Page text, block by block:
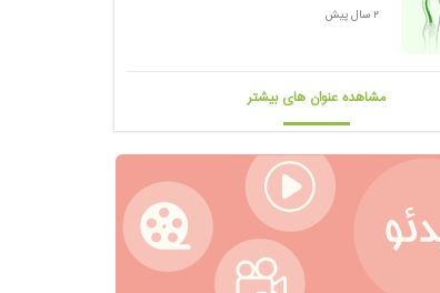
2 سال پیش
مشاهده عنوان های بیشتر